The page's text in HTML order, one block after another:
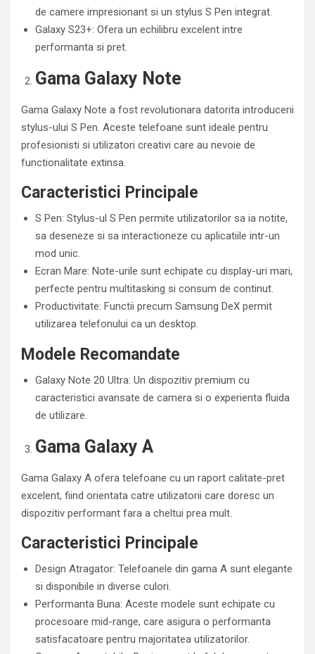
de camere impresionant si un stylus S Pen integrat.
Galaxy S23+: Ofera un echilibru excelent intre
performanta si pret.
Gama Galaxy Note
Gama Galaxy Note a fost revolutionara datorita introducerii
stylus-ului S Pen. Aceste telefoane sunt ideale pentru
profesionisti si utilizatori creativi care au nevoie de
functionalitate extinsa.
Caracteristici Principale
S Pen: Stylus-ul S Pen permite utilizatorilor sa ia notite,
sa deseneze si sa interactioneze cu aplicatiile intr-un
mod unic.
Ecran Mare: Note-urile sunt echipate cu display-uri mari,
perfecte pentru multitasking si consum de continut.
Productivitate: Functii precum Samsung DeX permit
utilizarea telefonului ca un desktop.
Modele Recomandate
Galaxy Note 20 Ultra: Un dispozitiv premium cu
caracteristici avansate de camera si o experienta fluida
de utilizare.
Gama Galaxy A
Gama Galaxy A ofera telefoane cu un raport calitate-pret
excelent, fiind orientata catre utilizatorii care doresc un
dispozitiv performant fara a cheltui prea mult.
Caracteristici Principale
Design Atragator: Telefoanele din gama A sunt elegante
si disponibile in diverse culori.
Performanta Buna: Aceste modele sunt echipate cu
procesoare mid-range, care asigura o performanta
satisfacatoare pentru majoritatea utilizatorilor.